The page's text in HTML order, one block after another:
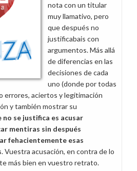
nota con un titular
muy llamativo, pero
que después no
justificabais con
argumentos. Más allá
de diferencias en las
decisiones de cada
uno (donde por todas
errores, aciertos y legitimación
y también mostrar su
no se justifica es acusar
mentiras sin después
fehacientemente esas
. Vuestra acusación, en contra de lo
más bien en vuestro retrato.